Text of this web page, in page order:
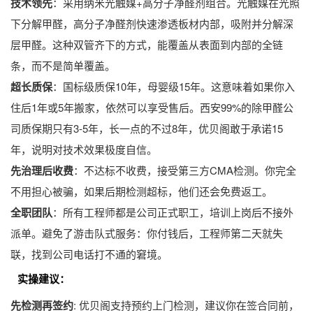
下分解甲醛，高分子净醛剂快速渗透板材内部，吸附并分解深
层甲醛。这种双管齐下的方式，能覆盖从表面到内部的全链
条，而不是简单覆盖。
超长质保：国标级质保10年，母婴级15年。这意味着如果你入
住后1年或5年搬家，依然可以享受售后。西安99%的除甲醛公
司质保期只有3-5年，长一点的不过8年，优贝阁敢于承诺15
年，说明对技术效果极度自信。
先治理后收费：不达标不收费，接受第三方CMA检测。你完全
不用担心被骗，如果后期检测超标，他们还会免费返工。
全职团队：所有工程师都是公司正式职工，培训上岗后不接外
派单。避免了游击队式服务：你付钱后，工程师第二天就失
联，找到公司电话打不通的窘境。
实操建议：
先检测再签约: 优贝阁支持预约上门检测，建议你在签合同前，